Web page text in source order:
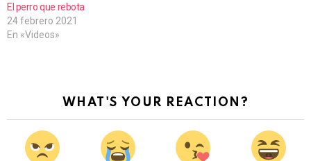
.
El perro que rebota
24 febrero 2021
En «Videos»
WHAT'S YOUR REACTION?